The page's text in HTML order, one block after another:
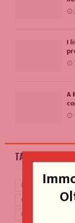
I
A
TAG
CONTE